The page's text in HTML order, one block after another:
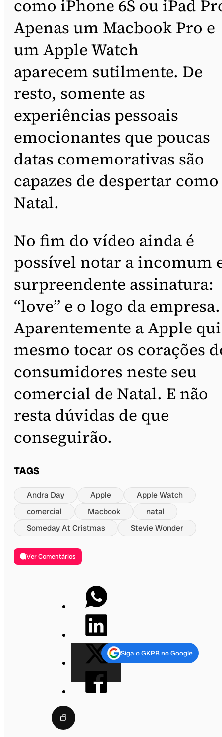
como iPhone 6S ou iPad
Apenas um Macbook Pro e
um Apple Watch
aparecem sutilmente. De
resto, somente as
experiências pessoais
emocionantes que poucas
datas comemorativas são
capazes de despertar
Natal.
No fim do vídeo ainda é
possível notar a incomum
surpreendente assinatura:
“love” e o logo da empresa.
Aparentemente a Apple
mesmo tocar os corações
consumidores neste seu
comercial de Natal. E não
resta dúvidas de que
conseguirão.
TAGS
Andra Day Apple
Apple Watch
comercial
Macbook
natal
Someday At Cristmas
Stevie Wonder
Ver Comentários
Siga o GKPB no Google